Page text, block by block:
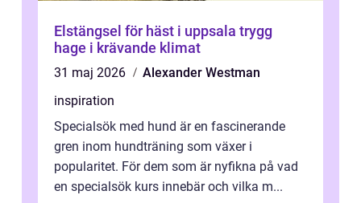
Elstängsel för häst i uppsala trygg
hage i krävande klimat
31 maj 2026
Alexander Westman
inspiration
Specialsök med hund är en fascinerande
gren inom hundträning som växer i
popularitet. För dem som är nyfikna på vad
en specialsök kurs innebär och vilka m...